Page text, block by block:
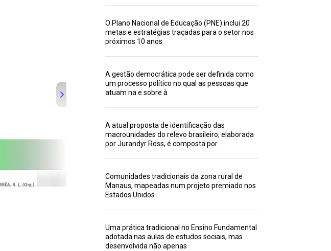
O Plano Nacional de Educação (PNE) inclui 20
metas e estratégias traçadas para o setor nos
próximos 10 anos
A gestão democrática pode ser definida como
um processo político no qual as pessoas que
atuam na e sobre à
A atual proposta de identificação das
macrounidades do relevo brasileiro, elaborada
por Jurandyr Ross, é composta por
Comunidades tradicionais da zona rural de
Manaus, mapeadas num projeto premiado nos
Estados Unidos
Uma prática tradicional no Ensino Fundamental
adotada nas aulas de estudos sociais, mas
desenvolvida não apenas